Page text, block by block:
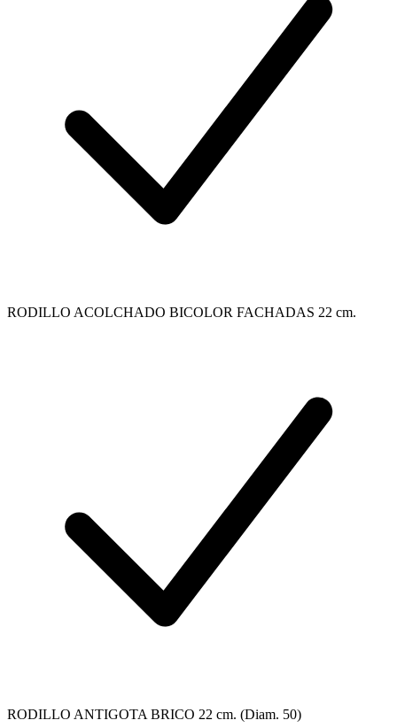
RODILLO ACOLCHADO BICOLOR FACHADAS 22 cm.
RODILLO ANTIGOTA BRICO 22 cm. (Diam. 50)